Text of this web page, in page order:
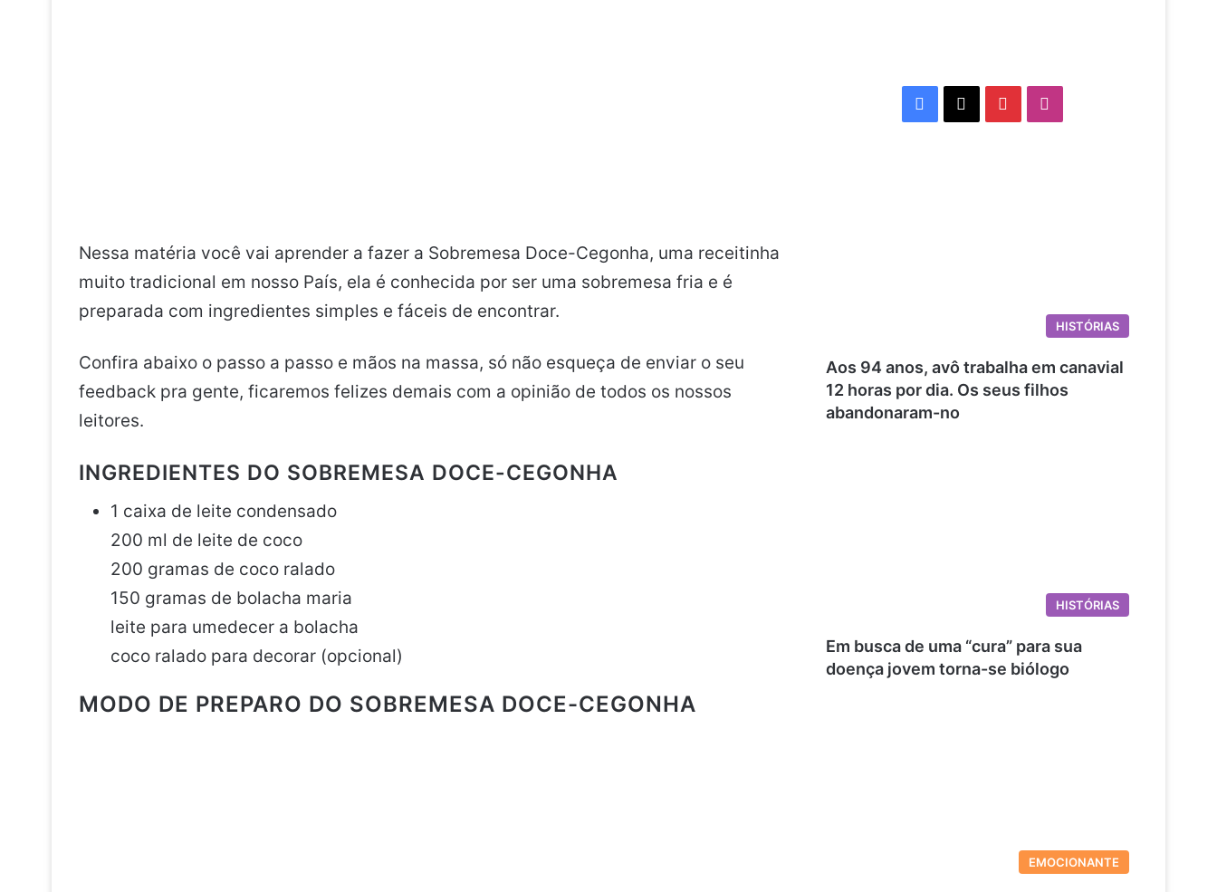
Nessa matéria você vai aprender a fazer a Sobremesa Doce-Cegonha, uma receitinha
muito tradicional em nosso País, ela é conhecida por ser uma sobremesa fria e é
preparada com ingredientes simples e fáceis de encontrar.
Confira abaixo o passo a passo e mãos na massa, só não esqueça de enviar o seu
feedback pra gente, ficaremos felizes demais com a opinião de todos os nossos
leitores.
INGREDIENTES DO SOBREMESA DOCE-CEGONHA
1 caixa de leite condensado
200 ml de leite de coco
200 gramas de coco ralado
150 gramas de bolacha maria
leite para umedecer a bolacha
coco ralado para decorar (opcional)
MODO DE PREPARO DO SOBREMESA DOCE-CEGONHA
Facebook Pinterest
HISTÓRIAS
Aos 94 anos, avô trabalha em canavial
12 horas por dia. Os seus filhos
abandonaram-no
HISTÓRIAS
Em busca de uma “cura” para sua
doença jovem torna-se biólogo
EMOCIONANTE